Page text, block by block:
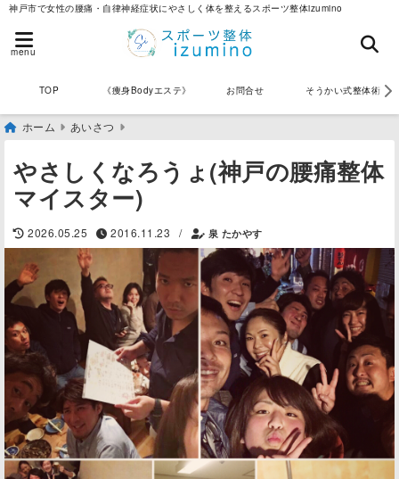
神戸市で女性の腰痛・自律神経症状にやさしく体を整えるスポーツ整体izumino
menu
TOP 《痩身Bodyエステ》 お問合せ そうかい式整体術
ホーム あいさつ
やさしくなろうょ(神戸の腰痛整体
マイスター)
2026.05.25 2016.11.23 / 泉 たかやす